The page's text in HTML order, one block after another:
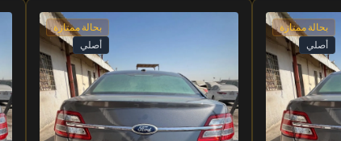
بحالة ممتازة
أصلي
بحالة ممتازة
أصلي